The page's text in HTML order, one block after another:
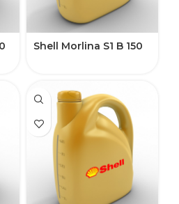
Shell Morlina S1 B 150